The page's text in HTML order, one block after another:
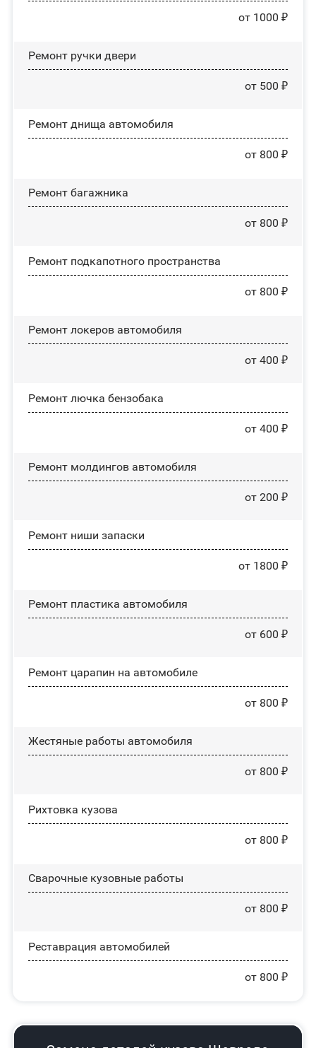
от 1000 ₽
Ремонт ручки двери
от 500 ₽
Ремонт днища автомобиля
от 800 ₽
Ремонт багажника
от 800 ₽
Ремонт подкапотного пространства
от 800 ₽
Ремонт лoĸepoв автомобиля
от 400 ₽
Ремонт лючка бензобака
от 400 ₽
Ремонт молдингов автомобиля
от 200 ₽
Ремонт ниши запаски
от 1800 ₽
Ремонт пластика автомобиля
от 600 ₽
Ремонт царапин на автомобиле
от 800 ₽
Жестяные работы автомобиля
от 800 ₽
Рихтовка кузова
от 800 ₽
Сварочные кузовные работы
от 800 ₽
Реставрация автомобилей
от 800 ₽